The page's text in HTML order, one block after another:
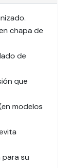
chapa de
de
que
modelos
para su